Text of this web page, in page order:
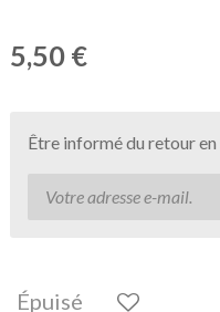
5,50 €
Être informé du retour
Épuisé